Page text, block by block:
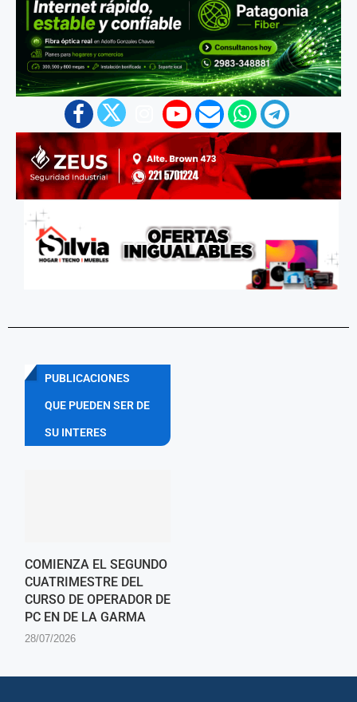
PUBLICACIONES
QUE PUEDEN SER DE
SU INTERES
COMIENZA EL SEGUNDO
CUATRIMESTRE DEL
CURSO DE OPERADOR DE
PC EN DE LA GARMA
28/07/2026